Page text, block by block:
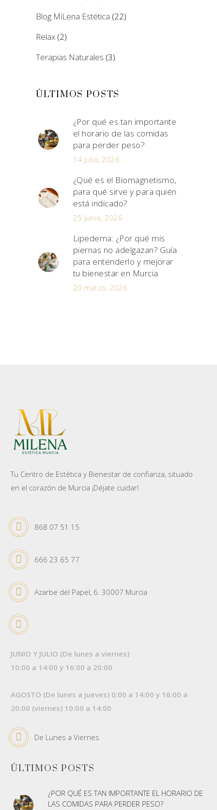
Blog MiLena Estética (22)
Relax (2)
Terapias Naturales (3)
ÚLTIMOS POSTS
¿Por qué es tan importante
el horario de las comidas
para perder peso?
14 julio, 2026
¿Qué es el Biomagnetismo,
para qué sirve y para quién
está indicado?
25 junio, 2026
Lipedema: ¿Por qué mis
piernas no adelgazan? Guía
para entenderlo y mejorar
tu bienestar en Murcia
20 marzo, 2026
Tu Centro de Estética y Bienestar de confianza, situado
en el corazón de Murcia ¡Déjate cuidar!
868 07 51 15
666 23 65 77
Azarbe del Papel, 6. 30007 Murcia
JUNIO Y JULIO (De lunes a viernes)
10:00 a 14:00 y 16:00 a 20:00
AGOSTO (De lunes a jueves) 0:00 a 14:00 y 16:00 a
20:00 (viernes) 10:00 a 14:00
De Lunes a Viernes
ÚLTIMOS POSTS
¿POR QUÉ ES TAN IMPORTANTE EL HORARIO DE
LAS COMIDAS PARA PERDER PESO?